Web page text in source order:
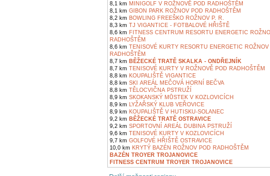
8,1 km MINIGOLF V ROŽNOVĚ POD RADHOŠTĚM
8,1 km GIBON PARK ROŽNOV POD RADHOŠTĚM
8,2 km BOWLING FREEŠKO ROŽNOV P. R.
8,3 km TJ VIGANTICE - FOTBALOVÉ HŘIŠTĚ
8,6 km FITNESS CENTRUM RESORTU ENERGETIC
RADHOŠTĚM
8,6 km TENISOVÉ KURTY RESORTU ENERGETIC ROŽNOV
RADHOŠTĚM
8,7 km BĚŽECKÉ TRATĚ SKALKA - ONDŘEJNÍK
8,7 km TENISOVÉ KURTY V ROŽNOVĚ POD RADHOŠTĚM
8,8 km KOUPALIŠTĚ VIGANTICE
8,8 km SKI AREÁL MEČOVÁ HORNÍ BEČVA
8,8 km TĚLOCVIČNA PSTRUŽÍ
8,9 km SKOKANSKÝ MŮSTEK V KOZLOVICÍCH
8,9 km LYŽAŘSKÝ KLUB VEŘOVICE
8,9 km KOUPALIŠTĚ V HUTISKU-SOLANEC
9,2 km BĚŽECKÉ TRATĚ OSTRAVICE
9,2 km SPORTOVNÍ AREÁL DUBINA PSTRUŽÍ
9,6 km TENISOVÉ KURTY V KOZLOVICÍCH
9,7 km GOLFOVÉ HŘIŠTĚ OSTRAVICE
10,0 km KRYTÝ BAZÉN ROŽNOV POD RADHOŠTĚM
BAZÉN TROYER TROJANOVICE
FITNESS CENTRUM TROYER TROJANOVICE